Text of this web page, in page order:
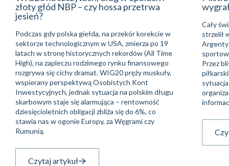
złoty głód NBP – czy hossa przetrwa
jesień?
Podczas gdy polska giełda, na przekór korekcie w
sektorze technologicznym w USA, zmierza po 19
latach w stronę historycznych rekordów (All Time
High), na zapleczu rodzimego rynku finansowego
rozgrywa się cichy dramat. WIG20 pręży muskuły,
wspierany perspektywą Osobistych Kont
Inwestycyjnych, jednak sytuacja na polskim długu
skarbowym staje się alarmująca – rentowność
dziesięcioletnich obligacji zbliża się do 6%, co
stawia nas w ogonie Europy, za Węgrami czy
Rumunią.
Czytaj artykuł
Cały
strzelił
Przez